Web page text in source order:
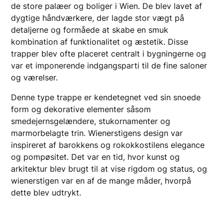
de store palæer og boliger i Wien. De blev lavet af
dygtige håndværkere, der lagde stor vægt på
detaljerne og formåede at skabe en smuk
kombination af funktionalitet og æstetik. Disse
trapper blev ofte placeret centralt i bygningerne og
var et imponerende indgangsparti til de fine saloner
og værelser.
Denne type trappe er kendetegnet ved sin snoede
form og dekorative elementer såsom
smedejernsgelændere, stukornamenter og
marmorbelagte trin. Wienerstigens design var
inspireret af barokkens og rokokkostilens elegance
og pompøsitet. Det var en tid, hvor kunst og
arkitektur blev brugt til at vise rigdom og status, og
wienerstigen var en af de mange måder, hvorpå
dette blev udtrykt.